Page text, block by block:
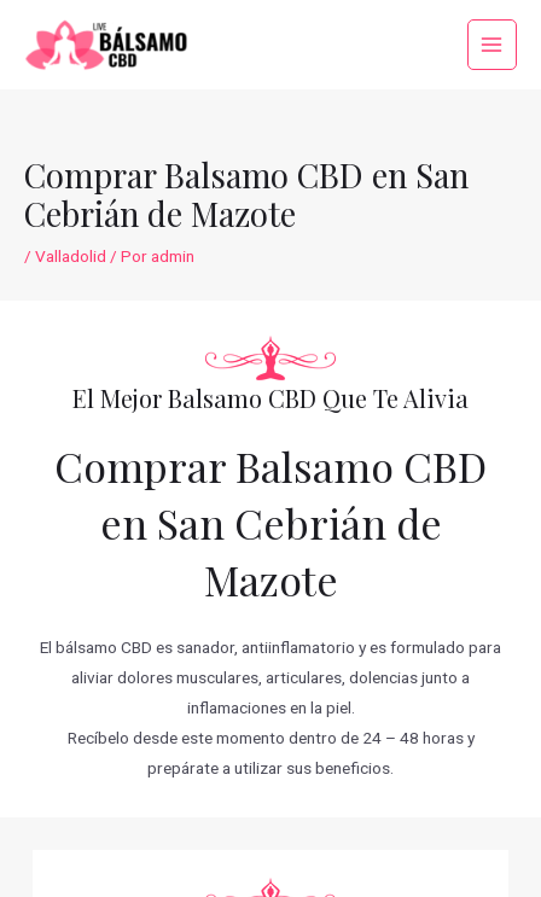
contenido
Main
Comprar Balsamo CBD en San
Cebrián de Mazote
/ Valladolid / Poradmin
El Mejor Balsamo CBD Que Te Alivia
Comprar Balsamo CBD
en San Cebrián de
Mazote
El bálsamo CBD es sanador, antiinflamatorio y es formulado para
aliviar dolores musculares, articulares, dolencias junto a
inflamaciones en la piel.
Recíbelo desde este momento dentro de 24 – 48 horas y
prepárate a utilizar sus beneficios.